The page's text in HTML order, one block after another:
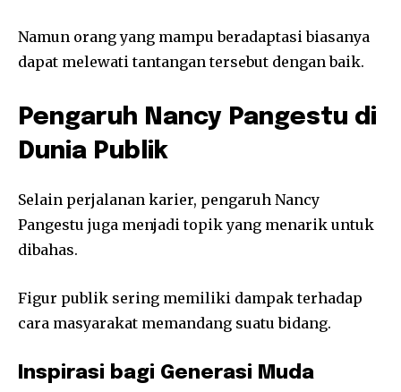
Namun orang yang mampu beradaptasi biasanya
dapat melewati tantangan tersebut dengan baik.
Pengaruh Nancy Pangestu di
Dunia Publik
Selain perjalanan karier, pengaruh Nancy
Pangestu juga menjadi topik yang menarik untuk
dibahas.
Figur publik sering memiliki dampak terhadap
cara masyarakat memandang suatu bidang.
Inspirasi bagi Generasi Muda